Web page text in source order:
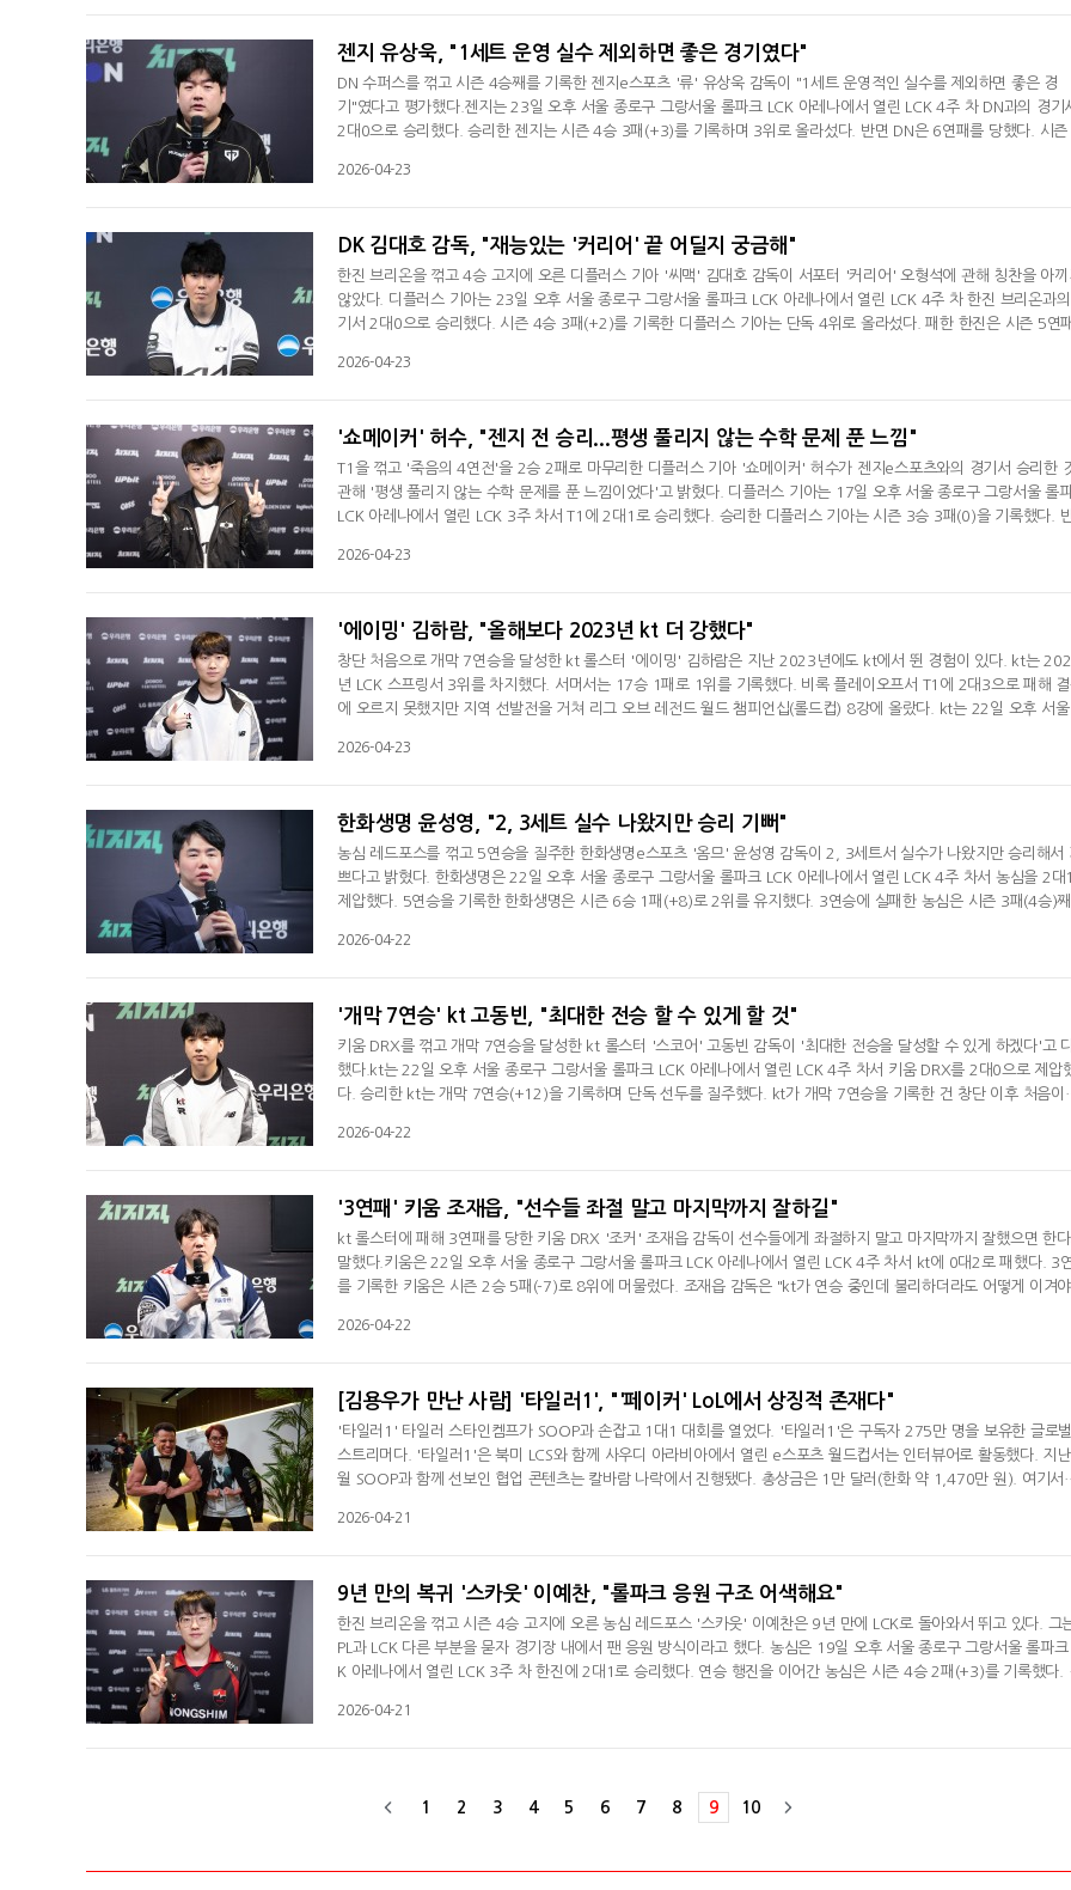
젠지 유상욱, "1세트 운영 실수 제외하면 좋은 경기였다"
DN 수퍼스를 꺾고 시즌 4승째를 기록한 젠지e스포츠 '류' 유상욱 감독이 "1세트 운영적인 실수를 제외하면 좋은 경
기"였다고 평가했다.젠지는 23일 오후 서울 종로구 그랑서울 롤파크 LCK 아레나에서 열린 LCK 4주 차 DN과의 경기
2대0으로 승리했다. 승리한 젠지는 시즌 4승 3패(+3)를 기록하며 3위로 올라섰다. 반면 DN은 6연패를 당했다. 시즌
실수가 있었다"라며 "그 부분을 제외하면 좋은 경기였다고 생각한다"며 승리 소감을 전했다. 1세트서 운영적인 실수에
2026-04-23
DK 김대호 감독, "재능있는 '커리어' 끝 어딜지 궁금해"
한진 브리온을 꺾고 4승 고지에 오른 디플러스 기아 '씨맥' 김대호 감독이 서포터 '커리어' 오형석에 관해 칭찬을 아끼
않았다. 디플러스 기아는 23일 오후 서울 종로구 그랑서울 롤파크 LCK 아레나에서 열린 LCK 4주 차 한진 브리온과
기서 2대0으로 승리했다. 시즌 4승 3패(+2)를 기록한 디플러스 기아는 단독 4위로 올라섰다. 패한 한진은 시즌 5연
간이 많았다. 선수들이 헷갈리지 않고 잘 풀어갔다"라며 "승리한 뒤 2세트도 비슷하게 가면 된다고 했는데 선수들이 잘
2026-04-23
'쇼메이커' 허수, "젠지 전 승리...평생 풀리지 않는 수학 문제 푼 느낌"
T1을 꺾고 '죽음의 4연전'을 2승 2패로 마무리한 디플러스 기아 '쇼메이커' 허수가 젠지e스포츠와의 경기서 승리한
관해 '평생 풀리지 않는 수학 문제를 푼 느낌이었다'고 밝혔다. 디플러스 기아는 17일 오후 서울 종로구 그랑서울 롤
LCK 아레나에서 열린 LCK 3주 차서 T1에 2대1로 승리했다. 승리한 디플러스 기아는 시즌 3승 3패(0)을 기록했다.
수 있었다. 정말 뜻깊었다"라며 "3세트서는 파이크가 풀렸고 미드와 탑이 불리했다. 이 상황서 상대 노림수를 최대한 예
2026-04-23
'에이밍' 김하람, "올해보다 2023년 kt 더 강했다"
창단 처음으로 개막 7연승을 달성한 kt 롤스터 '에이밍' 김하람은 지난 2023년에도 kt에서 뛴 경험이 있다. kt는
년 LCK 스프링서 3위를 차지했다. 서머서는 17승 1패로 1위를 기록했다. 비록 플레이오프서 T1에 2대3으로 패해
에 오르지 못했지만 지역 선발전을 거쳐 리그 오브 레전드 월드 챔피언십(롤드컵) 8강에 올랐다. kt는 22일 오후 서울
12)을 기록하며 단독 선두를 질주했다. kt가 개막 7연승을 기록한 건 창단 이후 처음이다.2023년에 이어 현재 같이 뛰
2026-04-23
한화생명 윤성영, "2, 3세트 실수 나왔지만 승리 기뻐"
농심 레드포스를 꺾고 5연승을 질주한 한화생명e스포츠 '옴므' 윤성영 감독이 2, 3세트서 실수가 나왔지만 승리해서
쁘다고 밝혔다. 한화생명은 22일 오후 서울 종로구 그랑서울 롤파크 LCK 아레나에서 열린 LCK 4주 차서 농심을 2대
제압했다. 5연승을 기록한 한화생명은 시즌 6승 1패(+8)로 2위를 유지했다. 3연승에 실패한 농심은 시즌 3패(4승)
돌아가서 선수들과 이야기해 봐야 할 거 같다"라며 "(2, 3세트 아쉬운 부분에 관해선) 너무 눈에 보일 정도로 두 장면씩
2026-04-22
'개막 7연승' kt 고동빈, "최대한 전승 할 수 있게 할 것"
키움 DRX를 꺾고 개막 7연승을 달성한 kt 롤스터 '스코어' 고동빈 감독이 '최대한 전승을 달성할 수 있게 하겠다'고
했다.kt는 22일 오후 서울 종로구 그랑서울 롤파크 LCK 아레나에서 열린 LCK 4주 차서 키움 DRX를 2대0으로 제압
다. 승리한 kt는 개막 7연승(+12)을 기록하며 단독 선두를 질주했다. kt가 개막 7연승을 기록한 건 창단 이후 처음이
소감을 전했다. 경기 준비에 관해선 "키움이 특이한 조합을 하는 팀은 아니라고 생각했다. 밴픽에서는 무난하게 했다"
2026-04-22
'3연패' 키움 조재읍, "선수들 좌절 말고 마지막까지 잘하길"
kt 롤스터에 패해 3연패를 당한 키움 DRX '조커' 조재읍 감독이 선수들에게 좌절하지 말고 마지막까지 잘했으면 한
말했다.키움은 22일 오후 서울 종로구 그랑서울 롤파크 LCK 아레나에서 열린 LCK 4주 차서 kt에 0대2로 패했다. 3
를 기록한 키움은 시즌 2승 5패(-7)로 8위에 머물렀다. 조재읍 감독은 "kt가 연승 중인데 불리하더라도 어떻게 이겨
부가 많이 갈린 거 같다"며 패배 이유를 분석했다. 아쉬운 부분에 관해선 "각자가 아닌 3대3, 4대4, 5대5 등 다자 구도
2026-04-22
[김용우가 만난 사람] '타일러1', "'페이커' LoL에서 상징적 존재다"
'타일러1' 타일러 스타인켐프가 SOOP과 손잡고 1대1 대회를 열었다. '타일러1'은 구독자 275만 명을 보유한 글로벌
스트리머다. '타일러1'은 북미 LCS와 함께 사우디 아라비아에서 열린 e스포츠 월드컵서는 인터뷰어로 활동했다. 지
월 SOOP과 함께 선보인 협업 콘텐츠는 칼바람 나락에서 진행됐다. 총상금은 1만 달러(한화 약 1,470만 원). 여기서
서도 대회를 진행했다. '타일러1'은 "한국 서버는 리그 오브 레전드에서 최고의 실력을 자랑하는 곳이다"라며 "전 세계
2026-04-21
9년 만의 복귀 '스카웃' 이예찬, "롤파크 응원 구조 어색해요"
한진 브리온을 꺾고 시즌 4승 고지에 오른 농심 레드포스 '스카웃' 이예찬은 9년 만에 LCK로 돌아와서 뛰고 있다. 그
PL과 LCK 다른 부분을 묻자 경기장 내에서 팬 응원 방식이라고 했다. 농심은 19일 오후 서울 종로구 그랑서울 롤파크
K 아레나에서 열린 LCK 3주 차 한진에 2대1로 승리했다. 연승 행진을 이어간 농심은 시즌 4승 2패(+3)를 기록했다.
연승을 이어갔다.이예찬은 경기 후 인터뷰서 "요즘 경기력이 안 좋다고 생각했다. 오늘은 경기력이 생각보다 더 안 좋았
2026-04-21
1 2 3 4 5 6 7 8 9 10